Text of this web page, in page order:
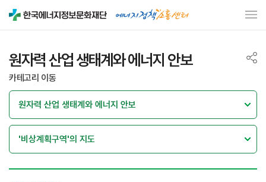
원자력 산업 생태계와 에너지 안보
카테고리 이동